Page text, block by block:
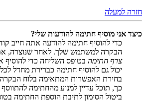
חזרה למעלה
כיצד אני מוסיף חתימה להודעות שלי?
כדי להוסיף חתימה להודעה אתה חייב
הבקרה למשתמש שלך. לאחר שנוצרה,
צרף חתימה בטופס השליחה כדי
יכול גם להוסיף חתימה כברירת מחדל
בחירת האפשרות המתאימה בלוח
כך, תוכל עדיין למנוע מהחתימה להתווסף
ביטול הסימון לתיבת הוספת החתימה